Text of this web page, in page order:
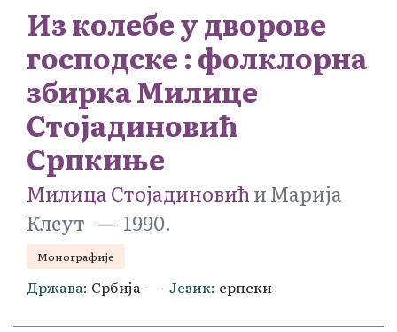
Из колебе у дворове
господске : фолклорна
збирка Милице
Стојадиновић
Српкиње
Милица Стојадиновићи Марија
Клеут
1990.
Монографије
Држава Србија Језик српски